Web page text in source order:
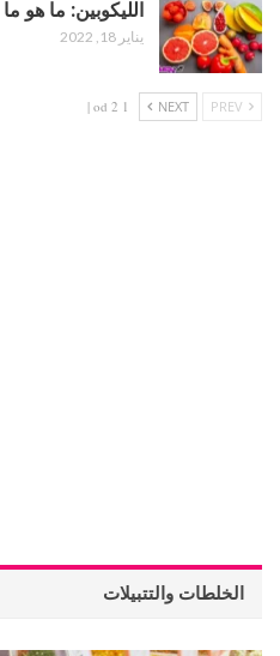
الليكوبين: ما هو
يناير 18, 2022
NEXT
1 od 2 |
الخلطات والتتبيلات